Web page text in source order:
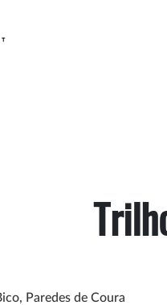
Paredes de Coura